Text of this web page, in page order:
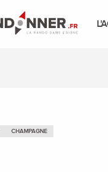
CHAMPAGNE